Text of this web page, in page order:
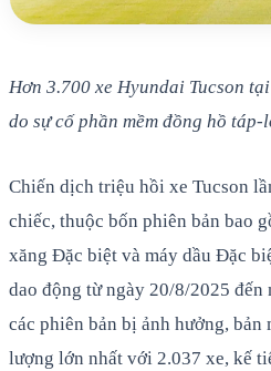
Hơn 3.700 xe Hyundai Tucson
do sự cố phần mềm đồng hồ táp-
Chiến dịch triệu hồi xe Tucson
chiếc, thuộc bốn phiên bản bao
xăng Đặc biệt và máy dầu Đặc
dao động từ ngày 20/8/2025 đến
các phiên bản bị ảnh hưởng,
lượng lớn nhất với 2.037 xe, kế